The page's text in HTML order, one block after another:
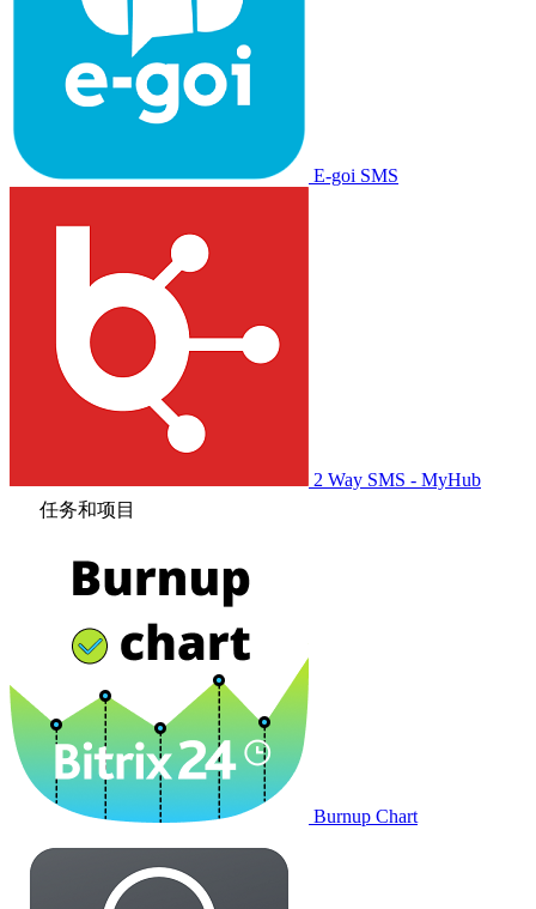
E-goi SMS
2 Way SMS - MyHub
任务和项目
Burnup Chart